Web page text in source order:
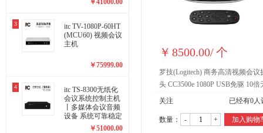
￥41000.00
3
itc TV-1080P-60HT
(MCU60) 视频会议
主机
￥75999.00
4
itc TS-8300无纸化
会议系统控制主机
丨多媒体会议音频
设备 系统可靠稳定
￥51000.00
￥ 8500.00/个
罗技(Logitech) 商务高清视频会议
头 CC3500e 1080P USB免驱 10倍
变焦
关注 已经有0人
数量： - + 加入购物